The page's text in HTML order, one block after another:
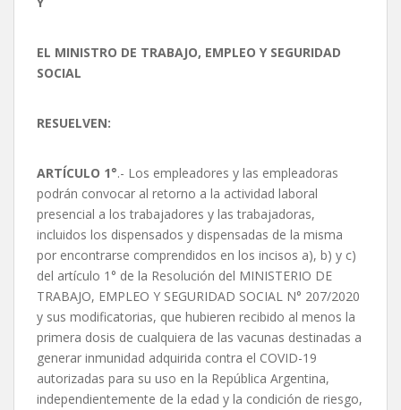
EL MINISTRO DE TRABAJO, EMPLEO Y SEGURIDAD
SOCIAL
RESUELVEN:
ARTÍCULO 1°.- Los empleadores y las empleadoras
podrán convocar al retorno a la actividad laboral
presencial a los trabajadores y las trabajadoras,
incluidos los dispensados y dispensadas de la misma
por encontrarse comprendidos en los incisos a), b) y c)
del artículo 1° de la Resolución del MINISTERIO DE
TRABAJO, EMPLEO Y SEGURIDAD SOCIAL N° 207/2020
y sus modificatorias, que hubieren recibido al menos la
primera dosis de cualquiera de las vacunas destinadas a
generar inmunidad adquirida contra el COVID-19
autorizadas para su uso en la República Argentina,
independientemente de la edad y la condición de riesgo,